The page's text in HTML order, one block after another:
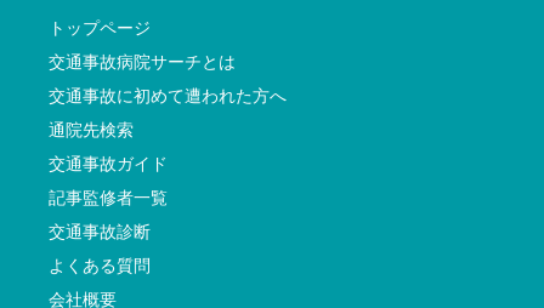
トップページ
交通事故病院サーチとは
交通事故に初めて遭われた方へ
通院先検索
交通事故ガイド
記事監修者一覧
交通事故診断
よくある質問
会社概要